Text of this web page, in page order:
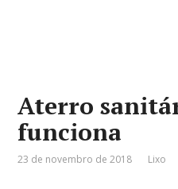
Aterro
funciona
23 de novembro de 2018 Lixo